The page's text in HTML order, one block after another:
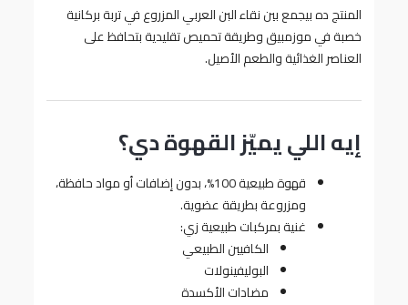
المنتج ده بيجمع بين نقاء البن العربي المزروع في تربة بركانية
خصبة في موزمبيق وطريقة تحميص تقليدية بتحافظ على
العناصر الغذائية والطعم الأصيل.
إيه اللي يميّز القهوة دي؟
قهوة طبيعية 100%، بدون إضافات أو مواد حافظة،
ومزروعة بطريقة عضوية.
غنية بمركبات طبيعية زي:
الكافيين الطبيعي
البوليفينولات
مضادات الأكسدة